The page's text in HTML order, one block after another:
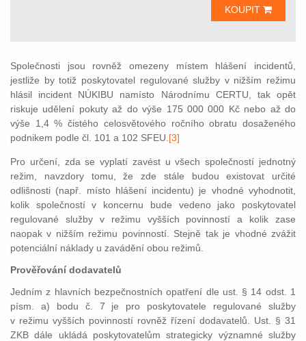
KOUPIT
Společnosti jsou rovněž omezeny místem hlášení incidentů,
jestliže by totiž poskytovatel regulované služby v nižším režimu
hlásil incident NÚKIBU namísto Národnímu CERTU, tak opět
riskuje udělení pokuty až do výše 175 000 000 Kč nebo až do
výše 1,4 % čistého celosvětového ročního obratu dosaženého
podnikem podle čl. 101 a 102 SFEU. [3]
Pro určení, zda se vyplatí zavést u všech společností jednotný
režim, navzdory tomu, že zde stále budou existovat určité
odlišnosti (např. místo hlášení incidentu) je vhodné vyhodnotit,
kolik společností v koncernu bude vedeno jako poskytovatel
regulované služby v režimu vyšších povinností a kolik zase
naopak v nižším režimu povinností. Stejně tak je vhodné zvážit
potenciální náklady u zavádění obou režimů.
Prověřování dodavatelů
Jedním z hlavních bezpečnostních opatření dle ust. § 14 odst. 1
písm. a) bodu č. 7 je pro poskytovatele regulované služby
v režimu vyšších povinností rovněž řízení dodavatelů. Ust. § 31
ZKB dále ukládá poskytovatelům strategicky významné služby